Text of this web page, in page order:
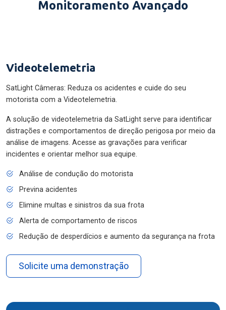
Monitoramento Avançado
Videotelemetria
SatLight Câmeras: Reduza os acidentes e cuide do seu
motorista com a Videotelemetria.
A solução de videotelemetria da SatLight serve para identificar
distrações e comportamentos de direção perigosa por meio da
análise de imagens. Acesse as gravações para verificar
incidentes e orientar melhor sua equipe.
Análise de condução do motorista
Previna acidentes
Elimine multas e sinistros da sua frota
Alerta de comportamento de riscos
Redução de desperdícios e aumento da segurança na frota
Solicite uma demonstração